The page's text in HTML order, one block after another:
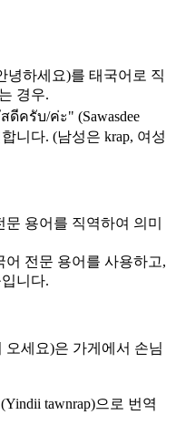
녕하세요)를 태국어로 직
경우.
ดีครับ/ค่ะ" (Sawasdee
니다. (남성은 krap, 여성
용어를 직역하여 의미
어 전문 용어를 사용하고,
니다.
오세요)은 가게에서 손님
tawnrap)으로 번역